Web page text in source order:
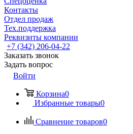
Контакты
Отдел продаж
Тех.поддержка
Реквизиты компании
+7 (342) 206-04-22
Заказать звонок
Задать вопрос
Войти
Корзина0
Избранные товары0
Сравнение товаров0